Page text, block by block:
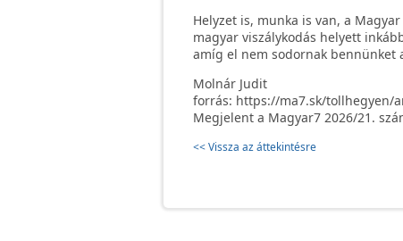
Helyzet is, munka is van, a
magyar viszálykodás helyett
amíg el nem sodornak bennünket
Molnár Judit
forrás: https://ma7.sk/tollhegyen/
Megjelent a Magyar7 2026/21.
<< Vissza az áttekintésre